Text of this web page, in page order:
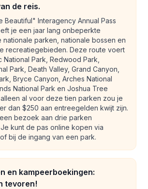
de reis.
Beautiful" Interagency Annual Pass
je een jaar lang onbeperkte
nationale parken, nationale bossen en
recreatiegebieden. Deze route voert
Park, Redwood Park,
Park, Death Valley, Grand Canyon,
Bryce Canyon, Arches National
National Park en Joshua Tree
alleen al voor deze tien parken zou je
dan $250 aan entreegelden kwijt zijn.
bezoek aan drie parken
kunt de pas online kopen via
bij de ingang van een park.
en kampeerboekingen:
tevoren!